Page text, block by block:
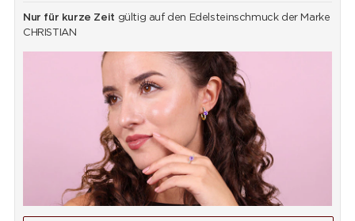
Nur für kurze Zeit gültig auf den Edelsteinschmuck der Marke
CHRISTIAN